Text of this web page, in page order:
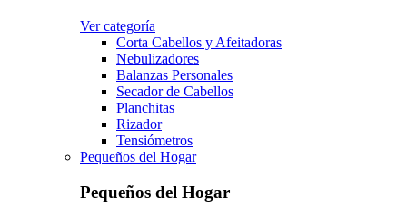
Ver categoría
Corta Cabellos y Afeitadoras
Nebulizadores
Balanzas Personales
Secador de Cabellos
Planchitas
Rizador
Tensiómetros
Pequeños del Hogar
Pequeños del Hogar